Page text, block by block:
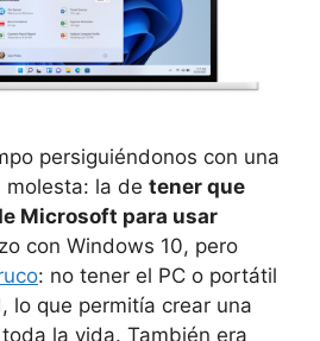
persiguiéndonos con una
la de tener que
Microsoft para usar
con Windows 10, pero
: no tener el PC o portátil
lo que permitía crear una
la vida. También era